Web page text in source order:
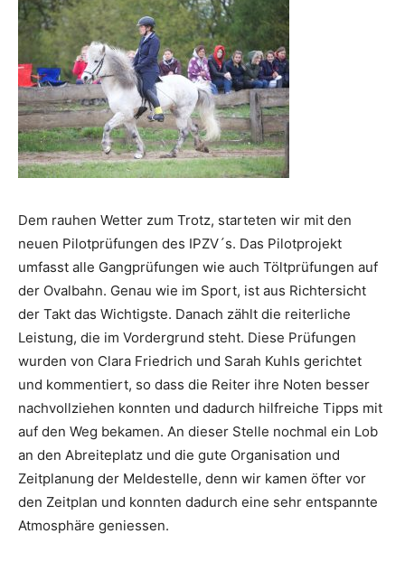
Dem rauhen Wetter zum Trotz, starteten wir mit den
neuen Pilotprüfungen des IPZV´s. Das Pilotprojekt
umfasst alle Gangprüfungen wie auch Töltprüfungen auf
der Ovalbahn. Genau wie im Sport, ist aus Richtersicht
der Takt das Wichtigste. Danach zählt die reiterliche
Leistung, die im Vordergrund steht. Diese Prüfungen
wurden von Clara Friedrich und Sarah Kuhls gerichtet
und kommentiert, so dass die Reiter ihre Noten besser
nachvollziehen konnten und dadurch hilfreiche Tipps mit
auf den Weg bekamen. An dieser Stelle nochmal ein Lob
an den Abreiteplatz und die gute Organisation und
Zeitplanung der Meldestelle, denn wir kamen öfter vor
den Zeitplan und konnten dadurch eine sehr entspannte
Atmosphäre geniessen.